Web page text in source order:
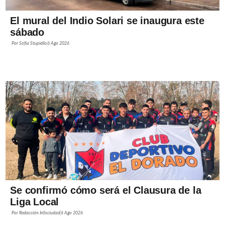
El mural del Indio Solari se inaugura este
sábado
PorSofía Stupiello6 Ago 2026
Se confirmó cómo será el Clausura de la
Liga Local
PorRedacción Infociudad6 Ago 2026